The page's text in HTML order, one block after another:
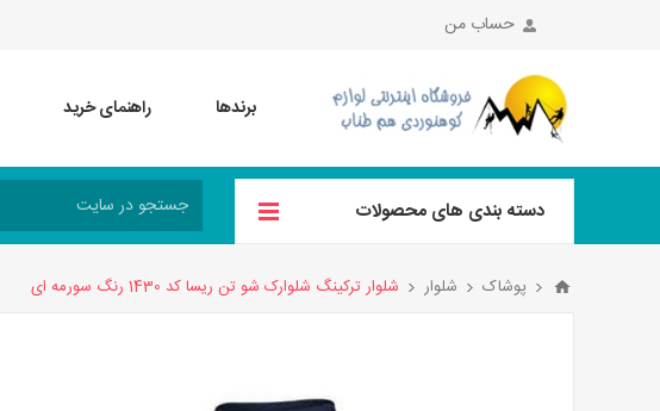
حساب من
برندها راهنمای خرید
دسته بندی های محصولات
پوشاک شلوار شلوار ترکینگ شلوارک شو تن ریسا کد 1430 رنگ سورمه ای